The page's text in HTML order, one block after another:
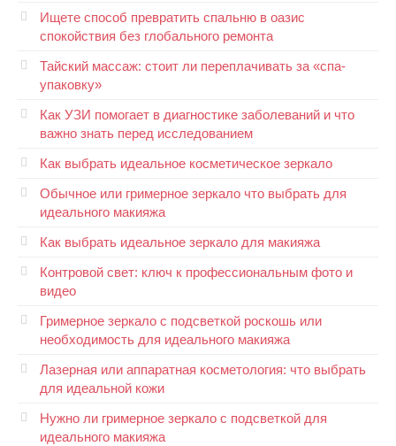
Ищете способ превратить спальню в оазис
спокойствия без глобального ремонта
Тайский массаж: стоит ли переплачивать за «спа-
упаковку»
Как УЗИ помогает в диагностике заболеваний и что
важно знать перед исследованием
Как выбрать идеальное косметическое зеркало
Обычное или гримерное зеркало что выбрать для
идеального макияжа
Как выбрать идеальное зеркало для макияжа
Контровой свет: ключ к профессиональным фото и
видео
Гримерное зеркало с подсветкой роскошь или
необходимость для идеального макияжа
Лазерная или аппаратная косметология: что выбрать
для идеальной кожи
Нужно ли гримерное зеркало с подсветкой для
идеального макияжа